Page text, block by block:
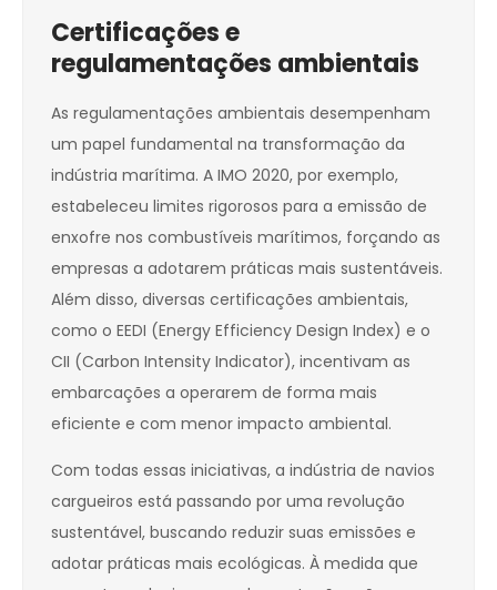
Certificações e
regulamentações ambientais
As regulamentações ambientais desempenham
um papel fundamental na transformação da
indústria marítima. A IMO 2020, por exemplo,
estabeleceu limites rigorosos para a emissão de
enxofre nos combustíveis marítimos, forçando as
empresas a adotarem práticas mais sustentáveis.
Além disso, diversas certificações ambientais,
como o EEDI (Energy Efficiency Design Index) e o
CII (Carbon Intensity Indicator), incentivam as
embarcações a operarem de forma mais
eficiente e com menor impacto ambiental.
Com todas essas iniciativas, a indústria de navios
cargueiros está passando por uma revolução
sustentável, buscando reduzir suas emissões e
adotar práticas mais ecológicas. À medida que